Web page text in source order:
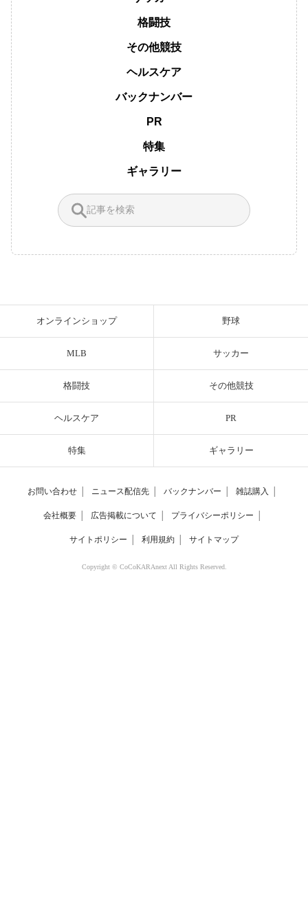
格闘技
その他競技
ヘルスケア
バックナンバー
PR
特集
ギャラリー
オンラインショップ 野球
MLB サッカー
格闘技 その他競技
ヘルスケア PR
特集 ギャラリー
お問い合わせ ニュース配信先 バックナンバー 雑誌購入
会社概要 広告掲載について プライバシーポリシー
サイトポリシー 利用規約 サイトマップ
Copyright © CoCoKARAnext All Rights Reserved.